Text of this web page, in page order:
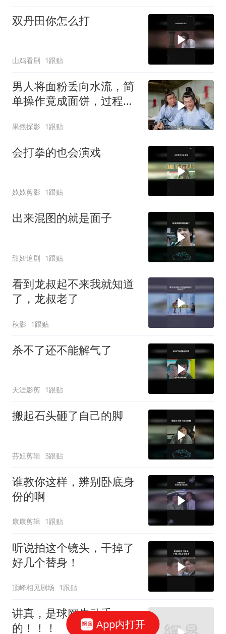
双丹田你怎么打
山鸡看剧 1跟贴
男人将面粉丢向水流，简
单操作竟成面饼，过程神
果然探影 1跟贴
会打拳的也会演戏
奻奻剪影 1跟贴
出来混图的就是面子
甜妞追剧 1跟贴
看到龙叔起不来我就知道
了，龙叔老了
秋影 1跟贴
杀不了还不能解气了
天涯影剪 1跟贴
搬起石头砸了自己的脚
芬姐剪辑 3跟贴
谁教你这样，辨别卧底身
份的啊
康康剪辑 1跟贴
听说拍这个镜头，干掉了
好几个替身！
顶峰相见剧场 1跟贴
讲真，是球网先动手
的！！！
App内打开